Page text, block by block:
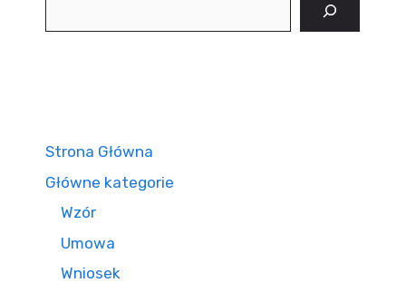
Strona Główna
Główne kategorie
Wzór
Umowa
Wniosek